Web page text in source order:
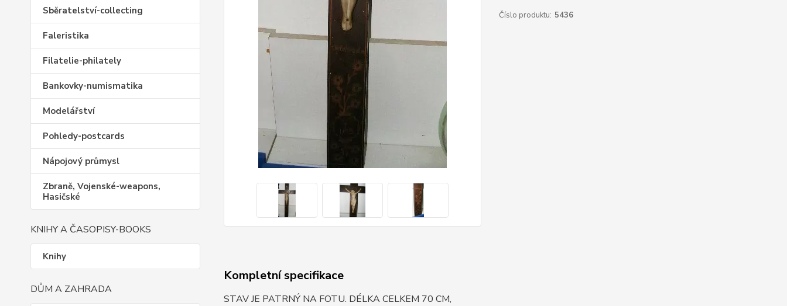
Sběratelství-collecting
Faleristika
Filatelie-philately
Bankovky-numismatika
Modelářství
Pohledy-postcards
Nápojový průmysl
Zbraně, Vojenské-weapons,
Hasičské
KNIHY A ČASOPISY-BOOKS
Knihy
DŮM A ZAHRADA
Číslo produktu: 5436
Kompletní specifikace
STAV JE PATRNÝ NA FOTU. DÉLKA CELKEM 70 CM,